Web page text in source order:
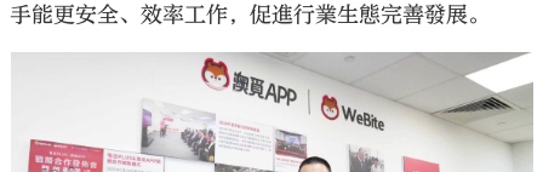
手能更安全、效率工作，促進行業生態完善發展。